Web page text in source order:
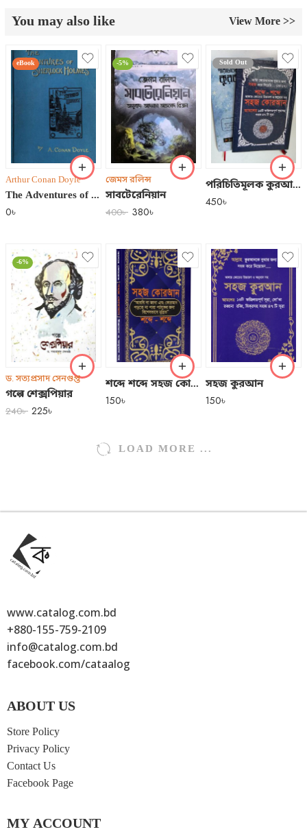
You may also like View More >>
eBook
Arthur Conan Doyle
The Adventures of Sherlock Holmes
0৳
-5%
জেমস রলিন্স
সাবটেরেনিয়ান
400৳ 380৳
Sold Out
পরিচিতিমূলক কুরআন শিক্ষা ও শব্দে শব্দে সহজ কোরআন ২টি বইয়ের বান্ডল প্যাক
450৳
-6%
ড. সত্যপ্রসাদ সেনগুপ্ত
গল্পে শেক্সপিয়ার
240৳ 225৳
শব্দে শব্দে সহজ কোরআন
150৳
সহজ কুরআন
150৳
LOAD MORE ...
www.catalog.com.bd
+880-155-759-2109
info@catalog.com.bd
facebook.com/cataalog
ABOUT US
Store Policy
Privacy Policy
Contact Us
Facebook Page
MY ACCOUNT